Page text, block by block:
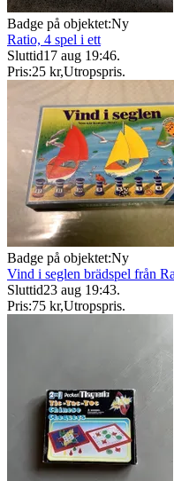
Badge på objektet:Ny
Ratio, 4 spel i ett
Sluttid17 aug 19:46.
Pris:25 kr,Utropspris.
Badge på objektet:Ny
Vind i seglen brädspel från
Sluttid23 aug 19:43.
Pris:75 kr,Utropspris.